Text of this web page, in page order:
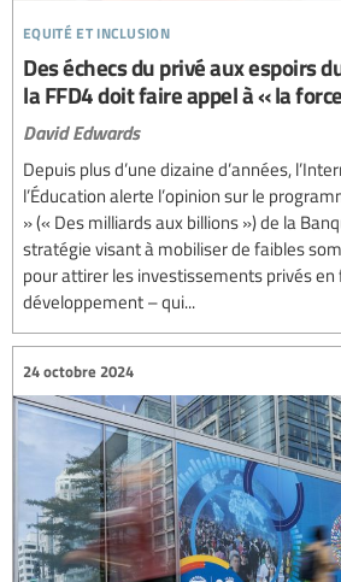
equité et inclusion
Des échecs du privé aux espoirs
la FFD4 doit faire appel à « la
David Edwards
Depuis plus d’une dizaine d’années,
l’Éducation alerte l’opinion sur le
» (« Des milliards aux billions ») de la
stratégie visant à mobiliser de faibles
pour attirer les investissements privés en
développement – qui...
24 octobre 2024